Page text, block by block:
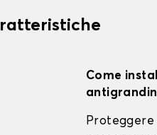
Come